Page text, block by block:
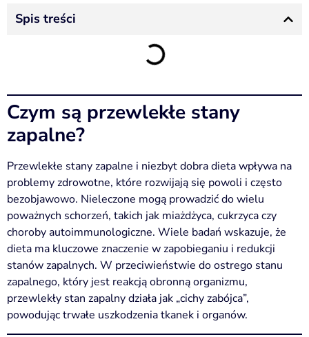
Spis treści
Czym są przewlekłe stany
zapalne?
Przewlekłe stany zapalne i niezbyt dobra dieta wpływa na
problemy zdrowotne, które rozwijają się powoli i często
bezobjawowo. Nieleczone mogą prowadzić do wielu
poważnych schorzeń, takich jak miażdżyca, cukrzyca czy
choroby autoimmunologiczne. Wiele badań wskazuje, że
dieta ma kluczowe znaczenie w zapobieganiu i redukcji
stanów zapalnych. W przeciwieństwie do ostrego stanu
zapalnego, który jest reakcją obronną organizmu,
przewlekły stan zapalny działa jak „cichy zabójca”,
powodując trwałe uszkodzenia tkanek i organów.